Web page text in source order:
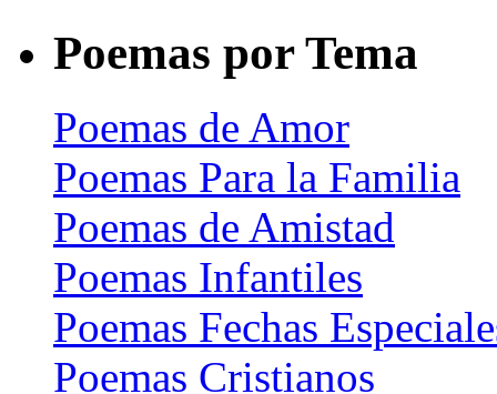
Poemas por Tema
Poemas de Amor
Poemas Para la Familia
Poemas de Amistad
Poemas Infantiles
Poemas Fechas
Poemas Cristianos